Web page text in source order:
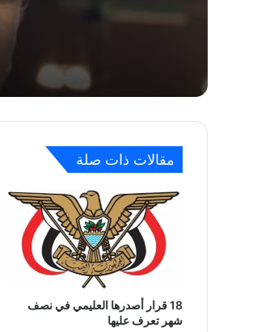
معلومات حصرية بخصوص
2026-06-27
انطلاق فعاليات اليوم
2026-03-17
مقالات ذات صلة
18 قرار أصدرها العليمي في نصف
شهر تعرف عليها